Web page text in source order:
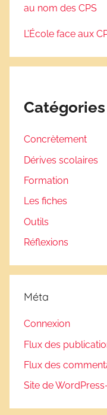
au nom des CPS
L’École face aux
Catégories
Concrètement
Dérives scolaires
Formation
Les fiches
Outils
Réflexions
Méta
Connexion
Flux des
Flux des
Site de